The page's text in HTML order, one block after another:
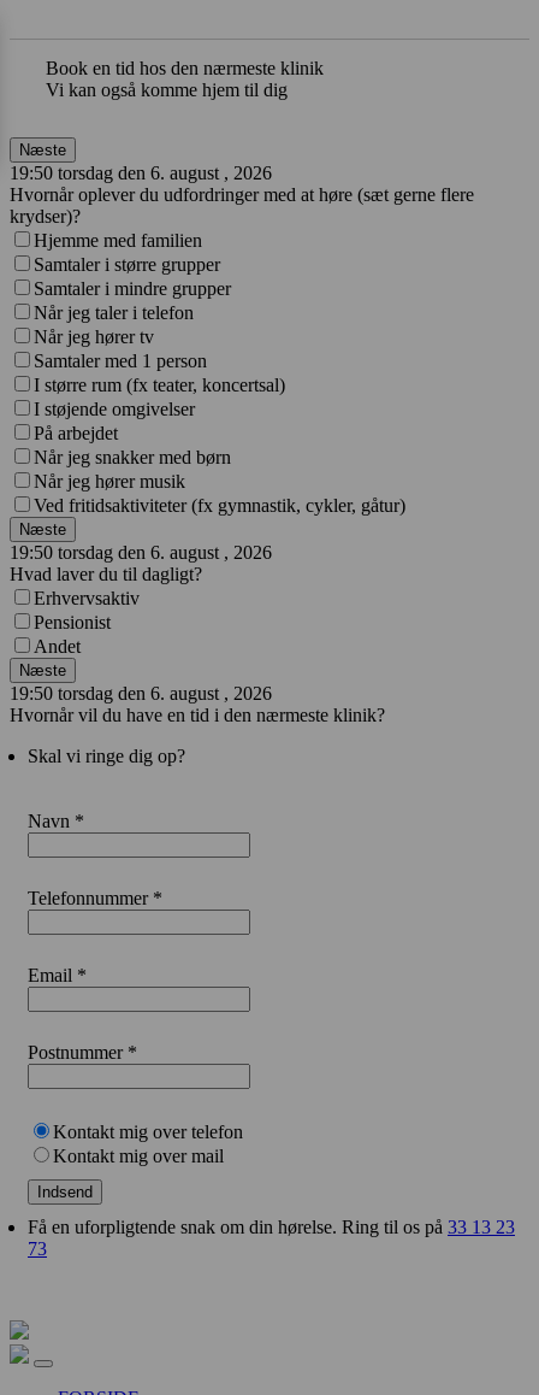
Book en tid hos den nærmeste klinik
Vi kan også komme hjem til dig
Næste
19:50 torsdag den 6. august , 2026
Hvornår oplever du udfordringer med at høre (sæt gerne flere
krydser)?
Hjemme med familien
Samtaler i større grupper
Samtaler i mindre grupper
Når jeg taler i telefon
Når jeg hører tv
Samtaler med 1 person
I større rum (fx teater, koncertsal)
I støjende omgivelser
På arbejdet
Når jeg snakker med børn
Når jeg hører musik
Ved fritidsaktiviteter (fx gymnastik, cykler, gåtur)
Næste
19:50 torsdag den 6. august , 2026
Hvad laver du til dagligt?
Erhvervsaktiv
Pensionist
Andet
Næste
19:50 torsdag den 6. august , 2026
Hvornår vil du have en tid i den nærmeste klinik?
Skal vi ringe dig op?
Navn *
Telefonnummer *
Email *
Postnummer *
Kontakt mig over telefon
Kontakt mig over mail
Indsend
Få en uforpligtende snak om din hørelse. Ring til os på 33 13 23
73